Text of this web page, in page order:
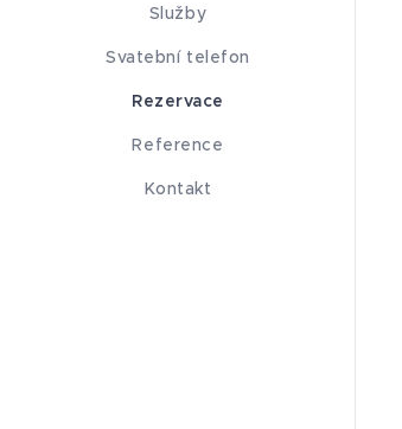
Služby
Svatební telefon
Rezervace
Reference
Kontakt